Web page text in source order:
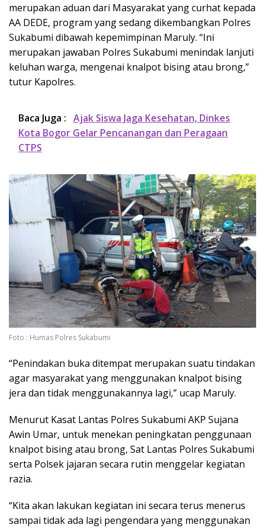
merupakan aduan dari Masyarakat yang curhat kepada
AA DEDE, program yang sedang dikembangkan Polres
Sukabumi dibawah kepemimpinan Maruly. “Ini
merupakan jawaban Polres Sukabumi menindak lanjuti
keluhan warga, mengenai knalpot bising atau brong,”
tutur Kapolres.
Baca Juga : Ajak Siswa Jaga Kesehatan, Dinkes
Kota Bogor Gelar Pencanangan dan Peragaan
CTPS
Foto : Humas Polres Sukabumi
“Penindakan buka ditempat merupakan suatu tindakan
agar masyarakat yang menggunakan knalpot bising
jera dan tidak menggunakannya lagi,” ucap Maruly.
Menurut Kasat Lantas Polres Sukabumi AKP Sujana
Awin Umar, untuk menekan peningkatan penggunaan
knalpot bising atau brong, Sat Lantas Polres Sukabumi
serta Polsek jajaran secara rutin menggelar kegiatan
razia.
“Kita akan lakukan kegiatan ini secara terus menerus
sampai tidak ada lagi pengendara yang menggunakan